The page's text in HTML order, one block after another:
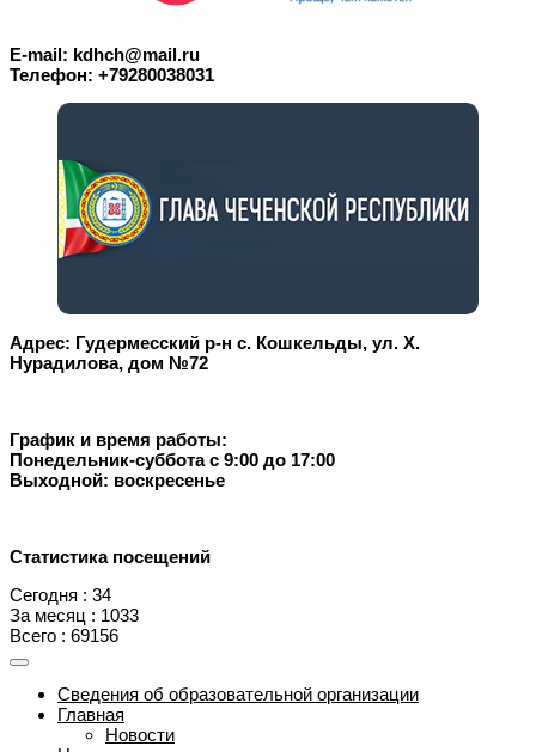
E-mail: kdhch@mail.ru
Телефон: +79280038031
Адрес: Гудермесский р-н с. Кошкельды, ул. Х.
Нурадилова, дом №72
График и время работы:
Понедельник-суббота с 9:00 до 17:00
Выходной: воскресенье
Статистика посещений
Сегодня : 34
За месяц : 1033
Всего : 69156
Сведения об образовательной организации
Главная
Новости